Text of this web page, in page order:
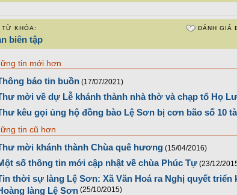
TỪ KHÓA:
biên tập
ĐÁNH GIÁ
tin mới hơn
báo tin buồn (17/07/2021)
mời về dự Lễ khánh thành nhà thờ và chạp tổ Họ
kêu gọi ủng hộ đồng bào Lệ Sơn bị cơn bão số 10
tin cũ hơn
mời khánh thành Chùa quê hương (15/04/2016)
số thông tin mới cập nhật về chùa Phúc Tự (23/12/
thời sự làng Lệ Sơn: Xã Văn Hoá ra Nghị quyết triển
làng Lệ Sơn (25/10/2015)